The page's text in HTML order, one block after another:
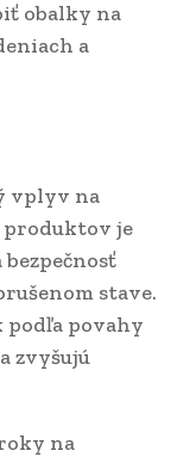
obalky na
a
vplyv na
je
stave.
povahy
zvyšujú
na